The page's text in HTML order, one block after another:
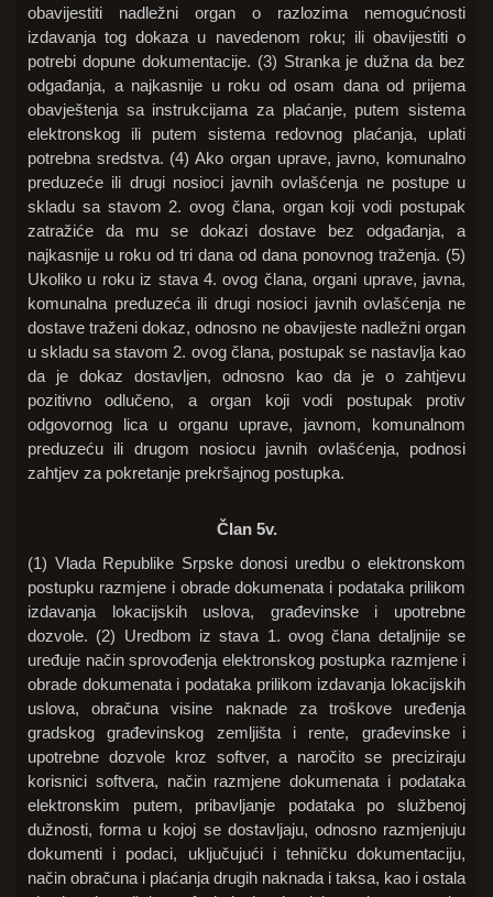
obavijestiti nadležni organ o razlozima nemogućnosti
izdavanja tog dokaza u navedenom roku; ili obavijestiti o
potrebi dopune dokumentacije. (3) Stranka je dužna da bez
odgađanja, a najkasnije u roku od osam dana od prijema
obavještenja sa instrukcijama za plaćanje, putem sistema
elektronskog ili putem sistema redovnog plaćanja, uplati
potrebna sredstva. (4) Ako organ uprave, javno, komunalno
preduzeće ili drugi nosioci javnih ovlašćenja ne postupe u
skladu sa stavom 2. ovog člana, organ koji vodi postupak
zatražiće da mu se dokazi dostave bez odgađanja, a
najkasnije u roku od tri dana od dana ponovnog traženja. (5)
Ukoliko u roku iz stava 4. ovog člana, organi uprave, javna,
komunalna preduzeća ili drugi nosioci javnih ovlašćenja ne
dostave traženi dokaz, odnosno ne obavijeste nadležni organ
u skladu sa stavom 2. ovog člana, postupak se nastavlja kao
da je dokaz dostavljen, odnosno kao da je o zahtjevu
pozitivno odlučeno, a organ koji vodi postupak protiv
odgovornog lica u organu uprave, javnom, komunalnom
preduzeću ili drugom nosiocu javnih ovlašćenja, podnosi
zahtjev za pokretanje prekršajnog postupka.
Član 5v.
(1) Vlada Republike Srpske donosi uredbu o elektronskom
postupku razmjene i obrade dokumenata i podataka prilikom
izdavanja lokacijskih uslova, građevinske i upotrebne
dozvole. (2) Uredbom iz stava 1. ovog člana detaljnije se
uređuje način sprovođenja elektronskog postupka razmjene i
obrade dokumenata i podataka prilikom izdavanja lokacijskih
uslova, obračuna visine naknade za troškove uređenja
gradskog građevinskog zemljišta i rente, građevinske i
upotrebne dozvole kroz softver, a naročito se preciziraju
korisnici softvera, način razmjene dokumenata i podataka
elektronskim putem, pribavljanje podataka po službenoj
dužnosti, forma u kojoj se dostavljaju, odnosno razmjenjuju
dokumenti i podaci, uključujući i tehničku dokumentaciju,
način obračuna i plaćanja drugih naknada i taksa, kao i ostala